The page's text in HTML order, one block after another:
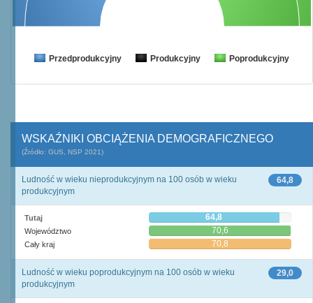
Przedprodukcyjny Produkcyjny Poprodukcyjny
WSKAŹNIKI OBCIĄŻENIA DEMOGRAFICZNEGO
(Źródło: GUS, NSP 2021)
64,8
Ludność w wieku nieprodukcyjnym na 100 osób w wieku
produkcyjnym
Tutaj 64,8
Województwo 70,6
Cały kraj 70,8
29,0
Ludność w wieku poprodukcyjnym na 100 osób w wieku
produkcyjnym